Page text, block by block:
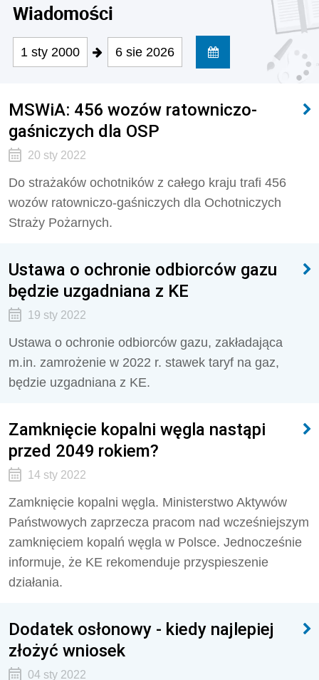
Wiadomości
1 sty 2000 6 sie 2026
MSWiA: 456 wozów ratowniczo-
gaśniczych dla OSP
20 sty 2022
Do strażaków ochotników z całego kraju trafi 456
wozów ratowniczo-gaśniczych dla Ochotniczych
Straży Pożarnych.
Ustawa o ochronie odbiorców gazu
będzie uzgadniana z KE
19 sty 2022
Ustawa o ochronie odbiorców gazu, zakładająca
m.in. zamrożenie w 2022 r. stawek taryf na gaz,
będzie uzgadniana z KE.
Zamknięcie kopalni węgla nastąpi
przed 2049 rokiem?
14 sty 2022
Zamknięcie kopalni węgla. Ministerstwo Aktywów
Państwowych zaprzecza pracom nad wcześniejszym
zamknięciem kopalń węgla w Polsce. Jednocześnie
informuje, że KE rekomenduje przyspieszenie
działania.
Dodatek osłonowy - kiedy najlepiej
złożyć wniosek
04 sty 2022